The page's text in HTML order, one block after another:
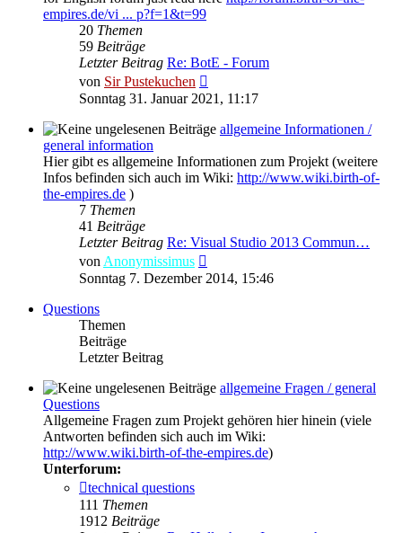
empires.de/vi ... p?f=1&t=99
20 Themen
59 Beiträge
Letzter Beitrag Re: BotE - Forum
von Sir Pustekuchen
Beitrag
Sonntag 31. Januar 2021, 11:17
allgemeine Informationen /
general information
Hier gibt es allgemeine Informationen zum Projekt (weitere
Infos befinden sich auch im Wiki: http://www.wiki.birth-of-
the-empires.de )
7 Themen
41 Beiträge
Letzter Beitrag Re: Visual Studio 2013 Commun…
von Anonymissimus
Beitrag
Sonntag 7. Dezember 2014, 15:46
Questions
Themen
Beiträge
Letzter Beitrag
allgemeine Fragen / general
Questions
Allgemeine Fragen zum Projekt gehören hier hinein (viele
Antworten befinden sich auch im Wiki:
http://www.wiki.birth-of-the-empires.de)
Unterforum:
technical questions
111 Themen
1912 Beiträge